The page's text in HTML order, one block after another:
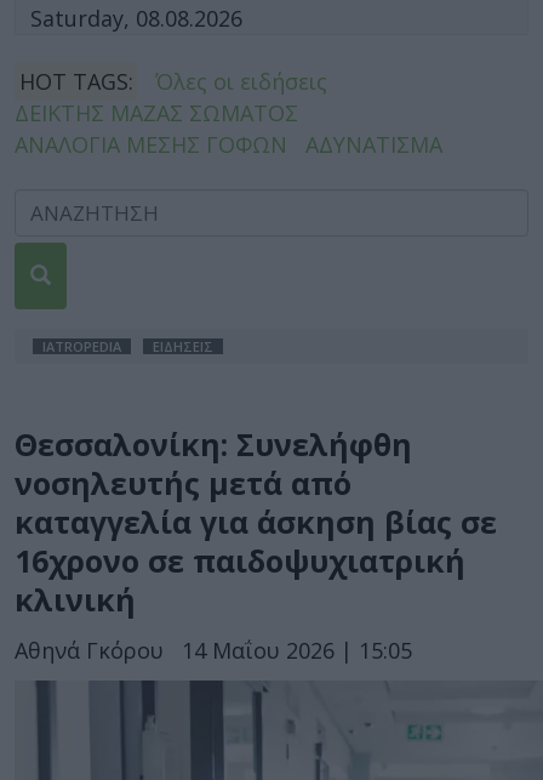
Saturday, 08.08.2026
HOT TAGS:
Όλες οι ειδήσεις
ΔΕΙΚΤΗΣ ΜΑΖΑΣ ΣΩΜΑΤΟΣ
ΑΝΑΛΟΓΙΑ ΜΕΣΗΣ ΓΟΦΩΝ
ΑΔΥΝΑΤΙΣΜΑ
IATROPEDIA ΕΙΔΗΣΕΙΣ
Θεσσαλονίκη: Συνελήφθη
νοσηλευτής μετά από
καταγγελία για άσκηση βίας σε
16χρονο σε παιδοψυχιατρική
κλινική
Αθηνά Γκόρου 14 Μαΐου 2026 | 15:05